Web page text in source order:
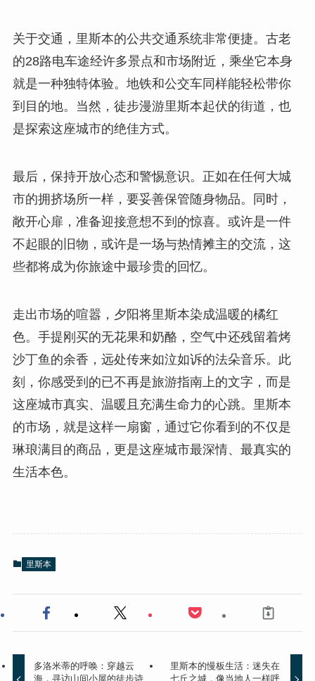
关于交通，里斯本的公共交通系统非常便捷。古老
的28路电车途经许多景点和市场附近，乘坐它本身
就是一种独特体验。地铁和公交车同样能轻松带你
到目的地。当然，徒步漫游里斯本起伏的街道，也
是探索这座城市的绝佳方式。
最后，保持开放心态和警惕意识。正如在任何大城
市的拥挤场所一样，要妥善保管随身物品。同时，
敞开心扉，准备迎接意想不到的惊喜。或许是一件
不起眼的旧物，或许是一场与热情摊主的交流，这
些都将成为你旅途中最珍贵的回忆。
走出市场的喧嚣，夕阳将里斯本染成温暖的橘红
色。手提刚买的无花果和奶酪，空气中还残留着烤
沙丁鱼的余香，远处传来如泣如诉的法朵音乐。此
刻，你感受到的已不再是旅游指南上的文字，而是
这座城市真实、温暖且充满生命力的心跳。里斯本
的市场，就是这样一扇窗，通过它你看到的不仅是
琳琅满目的商品，更是这座城市最深情、最真实的
生活本色。
里斯本
多洛米蒂的呼唤：穿越云
海，寻访山间小屋的徒步诗
里斯本的慢板生活：迷失在
七丘之城，像当地人一样呼